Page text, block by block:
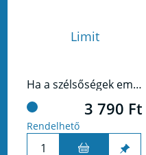
Limit
Ha a szélsőségek embere vagy, ez nem a Te játékod. A legkisebb és a legnagyobb itt nem járható út, középen kell maradnod, hogy a versenyben is esélyed legyen.
3 790 Ft
Rendelhető